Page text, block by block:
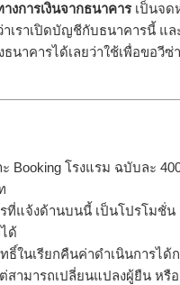
งการเงินจากธนาคาร เป็นจด
าเราเปิดบัญชีกับธนาคารนี้ แล
ธนาคารได้เลยว่าใช้เพื่อขอวี
Booking โรงแรม ฉบับละ
ที่แจ้งด้านบนนี้ เป็นโปรโมชั่น
ด้
ในเรียกคืนค่าดำเนินการได้
สามารถเปลี่ยนแปลงผู้ยืน หรือ